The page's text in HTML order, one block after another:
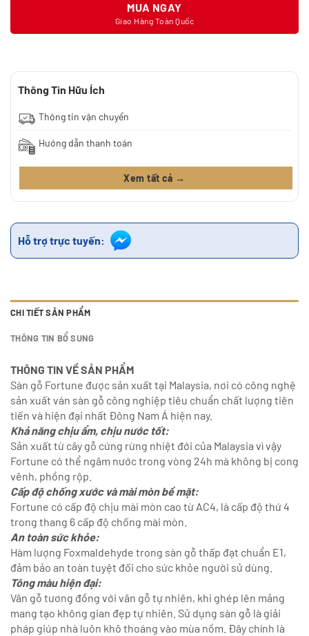
MUA NGAY
Giao Hàng Toàn Quốc
Thông Tin Hữu Ích
Thông tin vận chuyển
Hướng dẫn thanh toán
Xem tất cả →
Hỗ trợ trực tuyến:
CHI TIẾT SẢN PHẨM
THÔNG TIN BỔ SUNG
THÔNG TIN VỀ SẢN PHẨM
Sàn gỗ Fortune được sản xuất tại Malaysia, nơi có công nghệ
sản xuất ván sàn gỗ công nghiệp tiêu chuẩn chất lượng tiên
tiến và hiện đại nhất Đông Nam Á hiện nay.
Khả năng chịu ẩm, chịu nước tốt:
Sản xuất từ cây gỗ cứng rừng nhiệt đới của Malaysia vì vậy
Fortune có thể ngâm nước trong vòng 24h mà không bị cong
vênh, phồng rộp.
Cấp độ chống xước và mài mòn bề mặt:
Fortune có cấp độ chịu mài mòn cao từ AC4, là cấp độ thứ 4
trong thang 6 cấp độ chống mài mòn.
An toàn sức khỏe:
Hàm lượng Foxmaldehyde trong sàn gỗ thấp đạt chuẩn E1,
đảm bảo an toàn tuyệt đối cho sức khỏe người sử dùng.
Tông màu hiện đại:
Vân gỗ tương đồng với vân gỗ tự nhiên, khi ghép lên mảng
mang tạo không gian đẹp tự nhiên. Sử dụng sàn gỗ là giải
pháp giúp nhà luôn khô thoáng vào mùa nồm. Đây chính là